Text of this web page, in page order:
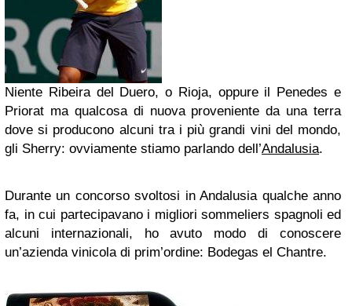
Niente Ribeira del Duero, o Rioja, oppure il Penedes e
Priorat ma qualcosa di nuova proveniente da una terra
dove si producono alcuni tra i più grandi vini del mondo,
gli Sherry: ovviamente stiamo parlando dell’Andalusia.
Durante un concorso svoltosi in Andalusia qualche anno
fa, in cui partecipavano i migliori sommeliers spagnoli ed
alcuni internazionali, ho avuto modo di conoscere
un’azienda vinicola di prim’ordine: Bodegas el Chantre.